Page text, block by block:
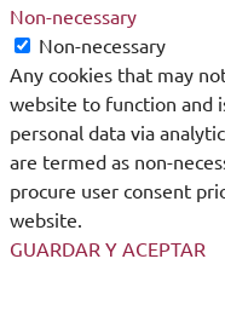
Non-necessary
Non-necessary
Any cookies that may
website to function and
personal data via
are termed as non-
procure user consent
website.
GUARDAR Y ACEPTAR